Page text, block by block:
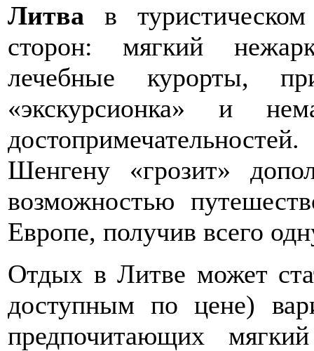
Литва в
сторон: мягкий
лечебные курорты,
«экскурсионка» и
Шенгену «грозит»
возможностью
Европе, получив всего
Отдых в Литве может
доступным по цене)
предпочитающих